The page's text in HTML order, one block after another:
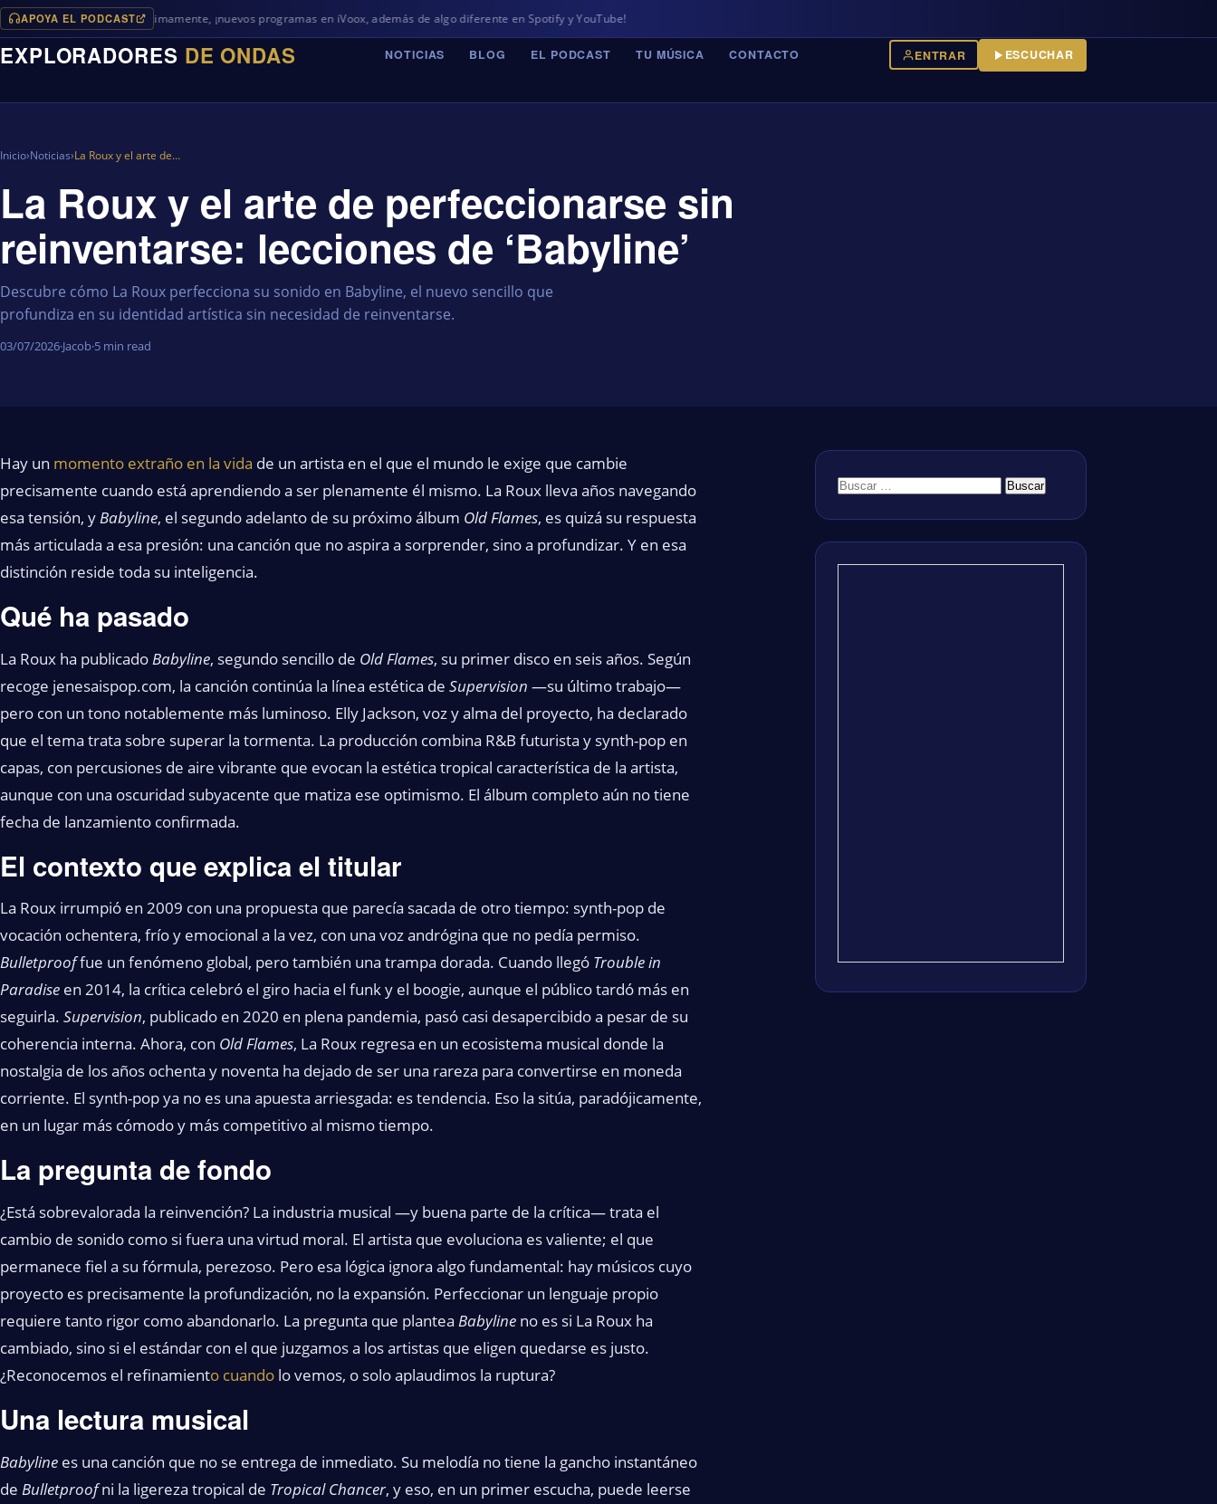
APOYA EL PODCAST
Próximamente, ¡nuevos programas en iVoox, además de algo diferente en Spotify y YouTube!
EXPLORADORES DE ONDAS NOTICIAS BLOG EL PODCAST TU MÚSICA CONTACTO ENTRAR ESCUCHAR
Inicio›Noticias›La Roux y el arte de…
La Roux y el arte de perfeccionarse sin
reinventarse: lecciones de ‘Babyline’
Descubre cómo La Roux perfecciona su sonido en Babyline, el nuevo sencillo que
profundiza en su identidad artística sin necesidad de reinventarse.
03/07/2026·Jacob·5 min read
Hay un momento extraño en la vida de un artista en el que el mundo le exige que cambie
precisamente cuando está aprendiendo a ser plenamente él mismo. La Roux lleva años navegando
esa tensión, yBabyline, el segundo adelanto de su próximo álbum Old Flames, es quizá su respuesta
más articulada a esa presión: una canción que no aspira a sorprender, sino a profundizar. Y en esa
distinción reside toda su inteligencia.
Qué ha pasado
La Roux ha publicado Babyline, segundo sencillo de Old Flames, su primer disco en seis años. Según
recoge jenesaispop.com, la canción continúa la línea estética de Supervision —su último trabajo—
pero con un tono notablemente más luminoso. Elly Jackson, voz y alma del proyecto, ha declarado
que el tema trata sobre superar la tormenta. La producción combina R&B futurista y synth-pop en
capas, con percusiones de aire vibrante que evocan la estética tropical característica de la artista,
aunque con una oscuridad subyacente que matiza ese optimismo. El álbum completo aún no tiene
fecha de lanzamiento confirmada.
El contexto que explica el titular
La Roux irrumpió en 2009 con una propuesta que parecía sacada de otro tiempo: synth-pop de
vocación ochentera, frío y emocional a la vez, con una voz andrógina que no pedía permiso.
Bulletprooffue un fenómeno global, pero también una trampa dorada. Cuando llegó Trouble in
Paradise en 2014, la crítica celebró el giro hacia el funk y el boogie, aunque el público tardó más en
seguirla. Supervision, publicado en 2020 en plena pandemia, pasó casi desapercibido a pesar de su
coherencia interna. Ahora, con Old Flames, La Roux regresa en un ecosistema musical donde la
nostalgia de los años ochenta y noventa ha dejado de ser una rareza para convertirse en moneda
corriente. El synth-pop ya no es una apuesta arriesgada: es tendencia. Eso la sitúa, paradójicamente,
en un lugar más cómodo y más competitivo al mismo tiempo.
La pregunta de fondo
¿Está sobrevalorada la reinvención? La industria musical —y buena parte de la crítica— trata el
cambio de sonido como si fuera una virtud moral. El artista que evoluciona es valiente; el que
permanece fiel a su fórmula, perezoso. Pero esa lógica ignora algo fundamental: hay músicos cuyo
proyecto es precisamente la profundización, no la expansión. Perfeccionar un lenguaje propio
requiere tanto rigor como abandonarlo. La pregunta que plantea Babyline no es si La Roux ha
cambiado, sino si el estándar con el que juzgamos a los artistas que eligen quedarse es justo.
¿Reconocemos el refinamiento cuando lo vemos, o solo aplaudimos la ruptura?
Una lectura musical
Babyline es una canción que no se entrega de inmediato. Su melodía no tiene la gancho instantáneo
de Bulletproofni la ligereza tropical de Tropical Chancer, y eso, en un primer escucha, puede leerse
Buscar: